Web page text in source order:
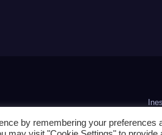
by remembering your preferences